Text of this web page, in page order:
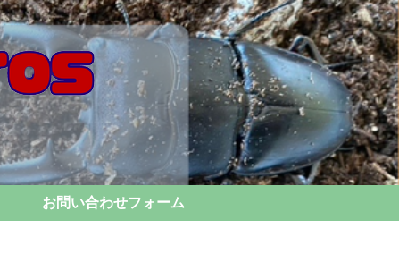
お問い合わせフォーム